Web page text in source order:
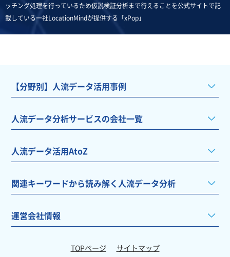
ッチング処理を行っているため仮説検証分析まで行えることを公式サイトで記
載している一社LocationMindが提供する「xPop」
【分野別】人流データ活用事例
人流データ分析サービスの会社一覧
人流データ活用AtoZ
関連キーワードから読み解く人流データ分析
運営会社情報
TOPページ サイトマップ